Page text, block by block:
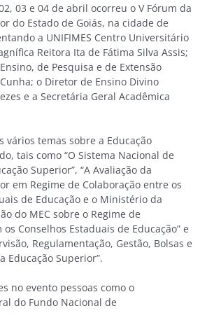
03 e 04 de abril ocorreu o V Fórum da
do Estado de Goiás, na cidade de
a UNIFIMES Centro Universitário
Reitora Ita de Fátima Silva Assis;
de Pesquisa e de Extensão
o Diretor de Ensino Divino
e a Secretária Geral Acadêmica
vários temas sobre a Educação
tais como “O Sistema Nacional de
Superior”, “A Avaliação da
em Regime de Colaboração entre os
de Educação e o Ministério da
do MEC sobre o Regime de
os Conselhos Estaduais de Educação” e
Regulamentação, Gestão, Bolsas e
Educação Superior”.
no evento pessoas como o
do Fundo Nacional de